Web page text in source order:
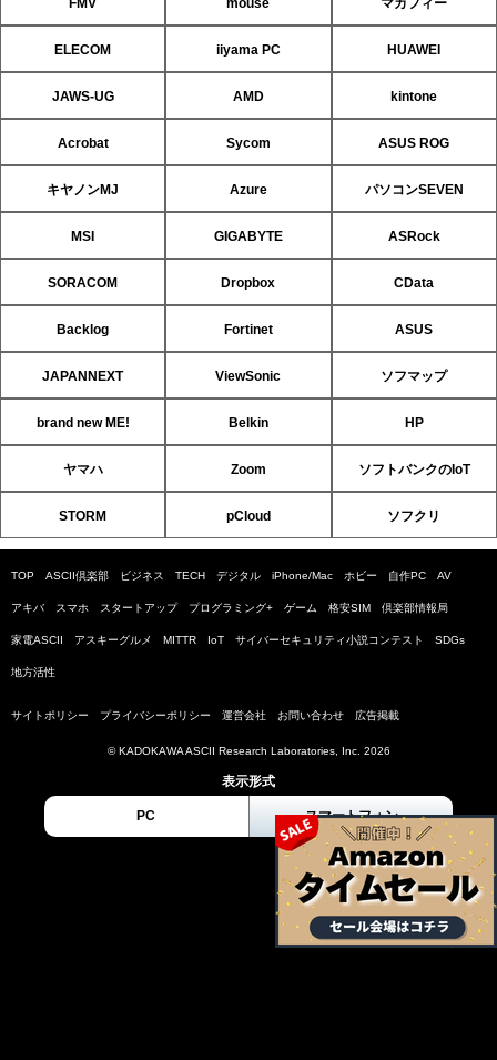
FMV mouse マカフィー
ELECOM iiyama PC HUAWEI
JAWS-UG AMD kintone
Acrobat Sycom ASUS ROG
キヤノンMJ Azure パソコンSEVEN
MSI GIGABYTE ASRock
SORACOM Dropbox CData
Backlog Fortinet ASUS
JAPANNEXT ViewSonic ソフマップ
brand new ME! Belkin HP
ヤマハ Zoom ソフトバンクのIoT
STORM pCloud ソフクリ
TOP ASCII倶楽部 ビジネス TECH デジタル iPhone/Mac ホビー 自作PC AV
アキバ スマホ スタートアップ プログラミング+ ゲーム 格安SIM 倶楽部情報局
家電ASCII アスキーグルメ MITTR IoT サイバーセキュリティ小説コンテスト SDGs
地方活性
サイトポリシー プライバシーポリシー 運営会社 お問い合わせ 広告掲載
© KADOKAWA ASCII Research Laboratories, Inc. 2026
表示形式
PC スマートフォン